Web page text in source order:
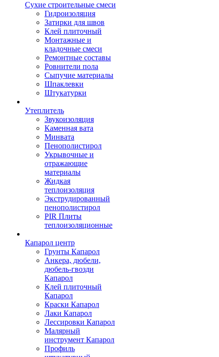
Сухие строительные смеси
Гидроизоляция
Затирки для швов
Клей плиточный
Монтажные и
кладочные смеси
Ремонтные составы
Ровнители пола
Сыпучие материалы
Шпаклевки
Штукатурки
Утеплитель
Звукоизоляция
Каменная вата
Минвата
Пенополистирол
Укрывочные и
отражающие
материалы
Жидкая
теплоизоляция
Экструдированный
пенополистирол
PIR Плиты
теплоизоляционные
Капарол центр
Грунты Капарол
Анкера, дюбели,
дюбель-гвозди
Капарол
Клей плиточный
Капарол
Краски Капарол
Лаки Капарол
Лессировки Капарол
Малярный
инструмент Капарол
Профиль